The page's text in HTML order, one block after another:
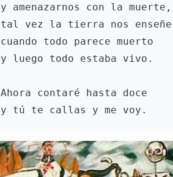
y amenazarnos con la muerte,
tal vez la tierra nos enseñe
cuando todo parece muerto
y luego todo estaba vivo.
Ahora contaré hasta doce
y tú te callas y me voy.